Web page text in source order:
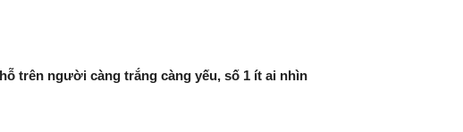
trên người càng trắng càng yếu, số 1 ít ai nhìn